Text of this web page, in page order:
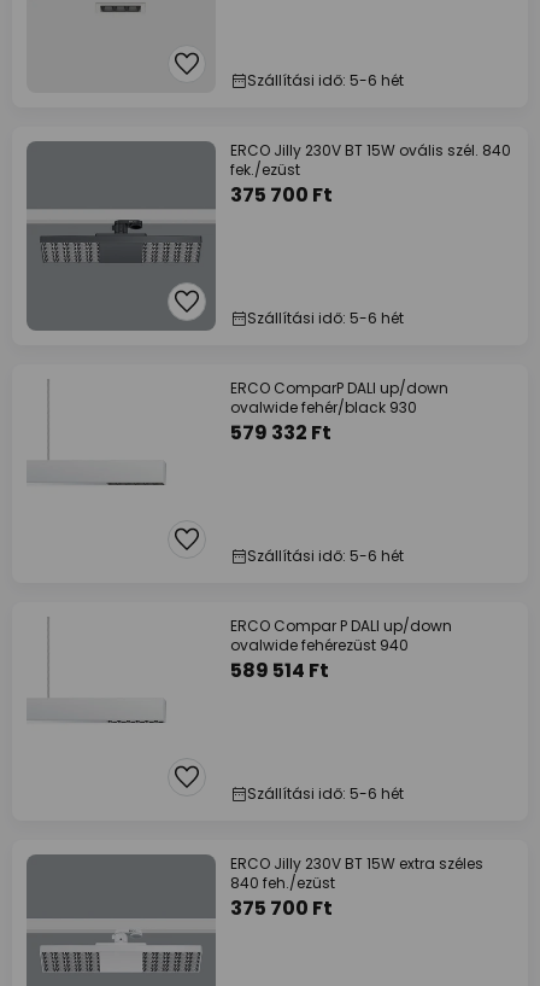
Szállítási idő: 5-6 hét
ERCO Jilly 230V BT 15W ovális szél. 840
fek./ezüst
375 700 Ft
Szállítási idő: 5-6 hét
ERCO ComparP DALI up/down
ovalwide fehér/black 930
579 332 Ft
Szállítási idő: 5-6 hét
ERCO Compar P DALI up/down
ovalwide fehérezüst 940
589 514 Ft
Szállítási idő: 5-6 hét
ERCO Jilly 230V BT 15W extra széles
840 feh./ezüst
375 700 Ft